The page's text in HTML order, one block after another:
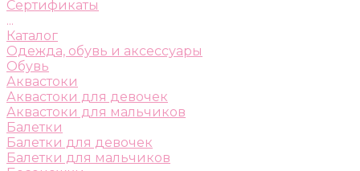
Сертификаты
...
Каталог
Одежда, обувь и аксессуары
Обувь
Аквастоки
Аквастоки для девочек
Аквастоки для мальчиков
Балетки
Балетки для девочек
Балетки для мальчиков